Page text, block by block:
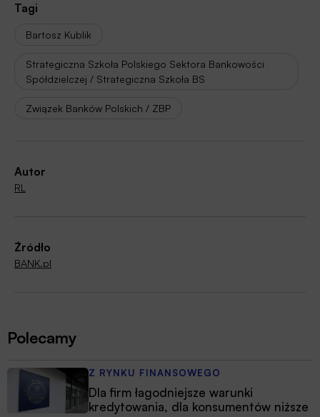
Tagi
Bartosz Kublik
Strategiczna Szkoła Polskiego Sektora Bankowości
Spółdzielczej / Strategiczna Szkoła BS
Związek Banków Polskich / ZBP
Autor
RL
Źródło
BANK.pl
Polecamy
Z RYNKU FINANSOWEGO
Dla firm łagodniejsze warunki
kredytowania, dla konsumentów niższe